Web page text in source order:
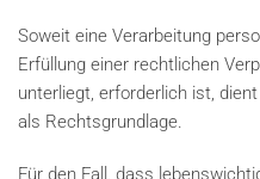
Soweit eine Verarbeitung
Erfüllung einer rechtlichen
unterliegt, erforderlich ist,
als Rechtsgrundlage.
Für den Fall, dass